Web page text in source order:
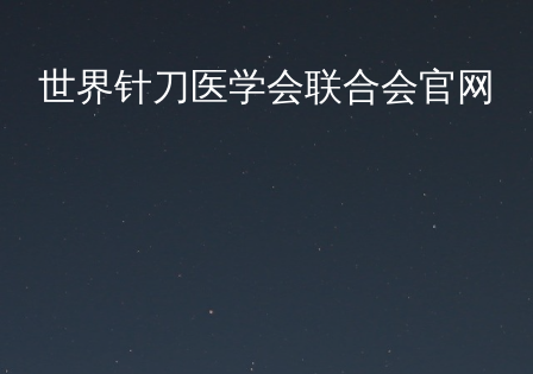
世界针刀医学会联合会官网